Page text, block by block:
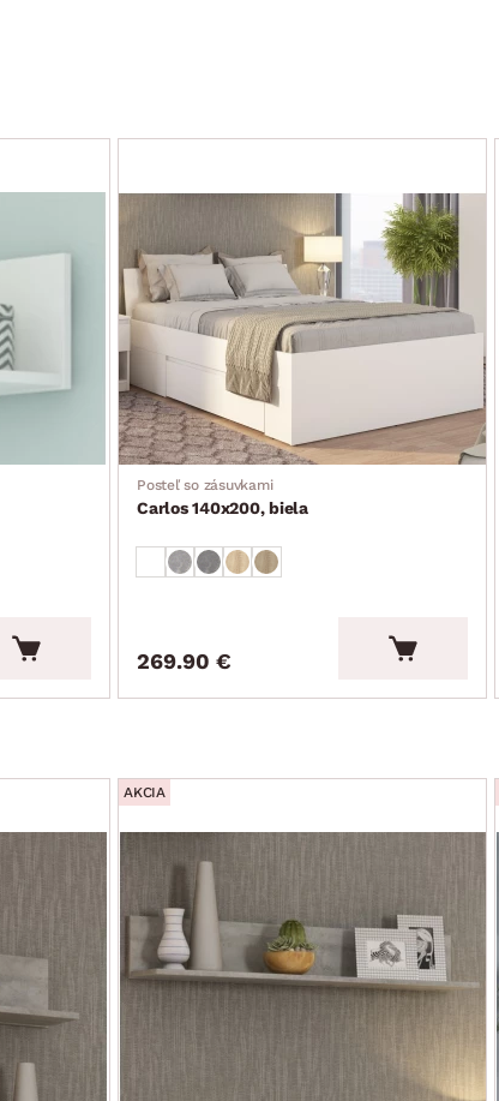
Posteľ so zásuvkami
Carlos 140x200, biela
269.90 €
AKCIA